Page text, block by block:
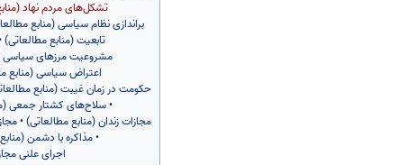
تشکل‌های مردم نهاد
براندازی نظام سیاسی (منابع
تابعیت (منابع مطالعاتی)
مشروعیت مرزهای سیاسی
اعتراض سیاسی (منابع
حکومت در زمان غیبت (منابع
•سلاح‌های کشتار جمعی
مجازات زندان (منابع مطالعاتی)•
•مذاکره با دشمن
اجرای علنی